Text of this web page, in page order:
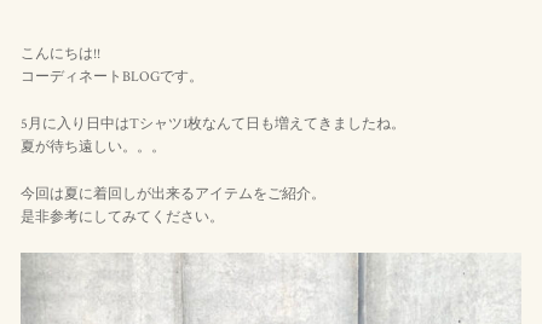
こんにちは!!
コーディネートBLOGです。
5月に入り日中はTシャツ1枚なんて日も増えてきましたね。
夏が待ち遠しい。。。
今回は夏に着回しが出来るアイテムをご紹介。
是非参考にしてみてください。